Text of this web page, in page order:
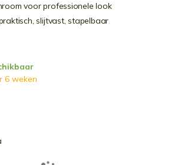
voor professionele look
slijtvast, stapelbaar
6 weken